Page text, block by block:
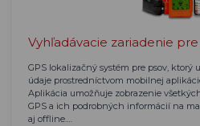
Vyhľadávacie zariadenie pre
GPS lokalizačný systém pre psov, ktorý
údaje prostredníctvom mobilnej
Aplikácia umožňuje zobrazenie
GPS a ich podrobných informácií na
aj offline.…